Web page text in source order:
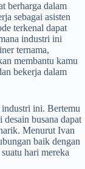
berharga dalam
sebagai asisten
terkenal dapat
industri ini
ternama,
membantu kamu
bekerja dalam
ini. Bertemu
busana dapat
Menurut Ivan
baik dengan
hari mereka